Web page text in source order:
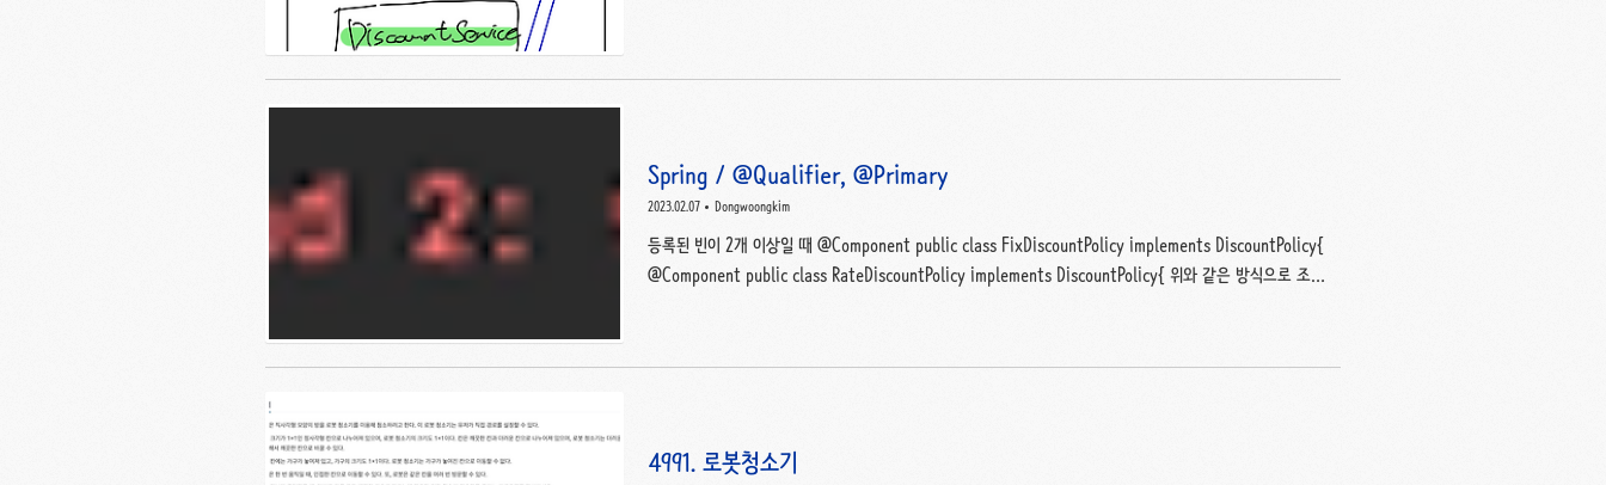
hello.core.discount.DiscountPolicy; import hello.core.member.Grade; import
Spring / @Qualifier, @Primary
2023.02.07 Dongwoongkim
등록된 빈이 2개 이상일 때 @Component public class FixDiscountPolicy implements DiscountPolicy{
@Component public class RateDiscountPolicy implements DiscountPolicy{ 위와 같은 방식으로 조회
개 이상일 때 문제가 발생한다. DiscountPolicy의 구현체인 FixDp,RateDp 둘다 스프링 빈으로 등록하고
4991. 로봇청소기